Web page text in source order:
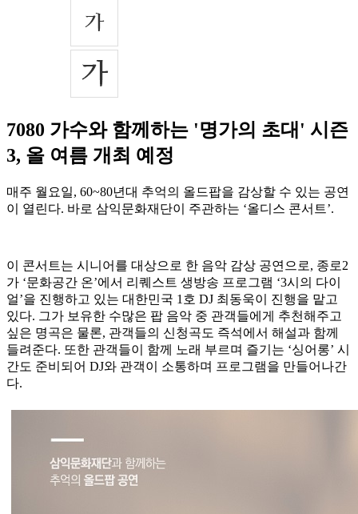
7080 가수와 함께하는 '명가의 초대' 시즌
3, 올 여름 개최 예정
매주 월요일, 60~80년대 추억의 올드팝을 감상할 수 있는 공연
이 열린다. 바로 삼익문화재단이 주관하는 ‘올디스 콘서트’.
이 콘서트는 시니어를 대상으로 한 음악 감상 공연으로, 종로2
가 ‘문화공간 온’에서 리퀘스트 생방송 프로그램 ‘3시의 다이
얼’을 진행하고 있는 대한민국 1호 DJ 최동욱이 진행을 맡고
있다. 그가 보유한 수많은 팝 음악 중 관객들에게 추천해주고
싶은 명곡은 물론, 관객들의 신청곡도 즉석에서 해설과 함께
들려준다. 또한 관객들이 함께 노래 부르며 즐기는 ‘싱어롱’ 시
간도 준비되어 DJ와 관객이 소통하며 프로그램을 만들어나간
다.